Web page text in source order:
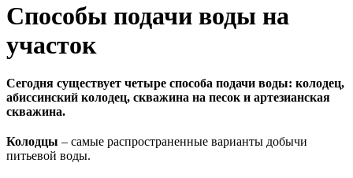
Способы подачи воды на
участок
Сегодня существует четыре способа подачи воды: колодец,
абиссинский колодец, скважина на песок и артезианская
скважина.
Колодцы – самые распространенные варианты добычи
питьевой воды.